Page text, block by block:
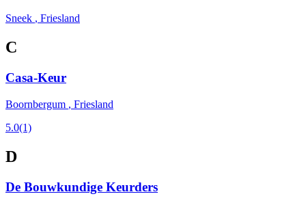
Sneek , Friesland
C
Casa-Keur
Boornbergum , Friesland
5.0(1)
D
De Bouwkundige Keurders